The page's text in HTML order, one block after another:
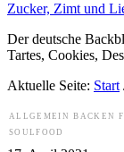
Zucker, Zimt und
Der deutsche
Tartes, Cookies,
Aktuelle Seite: Start
ALLGEMEIN BACKEN
SOULFOOD